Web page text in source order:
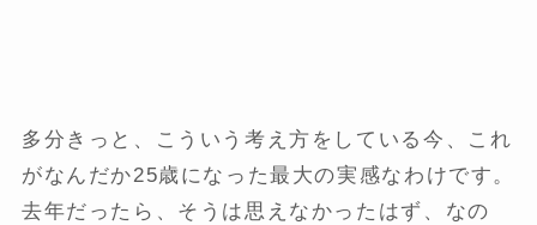
多分きっと、こういう考え方をしている今、これ
がなんだか25歳になった最大の実感なわけです。
去年だったら、そうは思えなかったはず、なの